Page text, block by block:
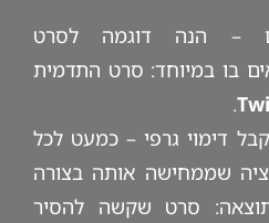
– הנה דוגמה לסרט
בו במיוחד: סרט התדמית
.
דימוי גרפי – כמעט לכל
שממחישה אותה בצורה
סרט שקשה להסיר